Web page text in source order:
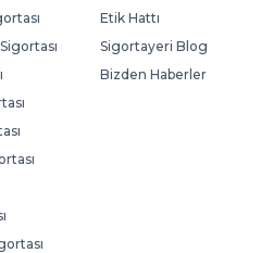
Etik Hattı
Sigortayeri Blog
Bizden Haberler